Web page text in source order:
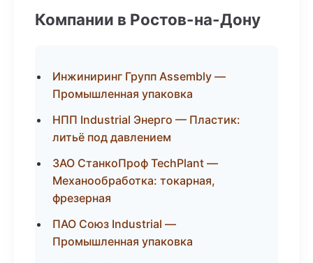
Компании в Ростов-на-Дону
Инжиниринг Групп Assembly —
Промышленная упаковка
НПП Industrial Энерго — Пластик:
литьё под давлением
ЗАО СтанкоПроф TechPlant —
Механообработка: токарная,
фрезерная
ПАО Союз Industrial —
Промышленная упаковка